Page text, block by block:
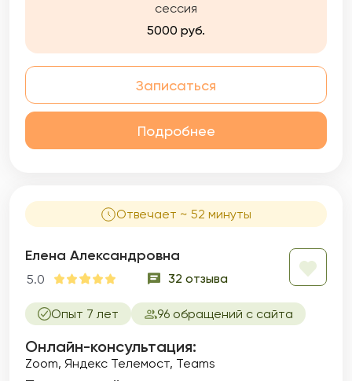
сессия
5000 руб.
Записаться
Подробнее
Отвечает ~ 52 минуты
Елена Александровна
5.0 32 отзыва
Опыт 7 лет 96 обращений с сайта
Онлайн-консультация:
Zoom, Яндекс Телемост, Teams